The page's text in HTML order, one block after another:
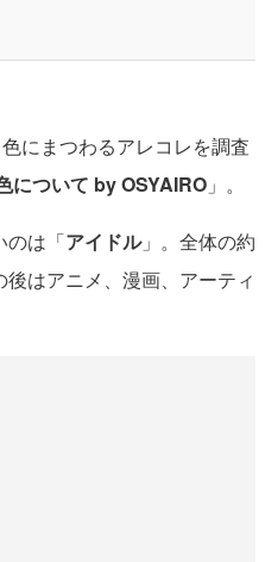
にまつわるアレコレを調査
について by OSYAIRO」。
のは「アイドル」。全体の約
はアニメ、漫画、アーティ